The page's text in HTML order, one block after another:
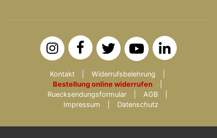
Kontakt
Widerrufsbelehrung
Bestellung online widerrufen
Ruecksendungsformular
AGB
Impressum
Datenschutz